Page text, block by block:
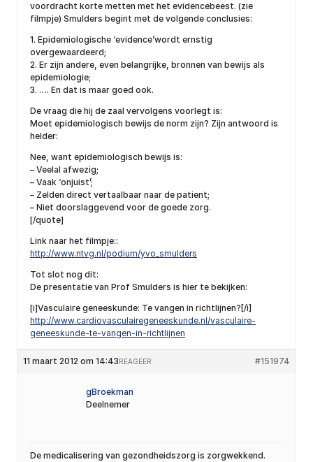
voordracht korte metten met het evidencebeest. (zie
filmpje) Smulders begint met de volgende conclusies:
1. Epidemiologische ‘evidence’wordt ernstig
overgewaardeerd;
2. Er zijn andere, even belangrijke, bronnen van bewijs als
epidemiologie;
3. …. En dat is maar goed ook.
De vraag die hij de zaal vervolgens voorlegt is:
Moet epidemiologisch bewijs de norm zijn? Zijn antwoord is
helder:
Nee, want epidemiologisch bewijs is:
– Veelal afwezig;
– Vaak ‘onjuist’;
– Zelden direct vertaalbaar naar de patient;
– Niet doorslaggevend voor de goede zorg.
[/quote]
Link naar het filmpje::
http://www.ntvg.nl/podium/yvo_smulders
Tot slot nog dit:
De presentatie van Prof Smulders is hier te bekijken:
[i]Vasculaire geneeskunde: Te vangen in richtlijnen?[/i]
http://www.cardiovasculairegeneeskunde.nl/vasculaire-
geneeskunde-te-vangen-in-richtlijnen
11 maart 2012 om 14:43 #151974
REAGEER
gBroekman
Deelnemer
De medicalisering van gezondheidszorg is zorgwekkend.